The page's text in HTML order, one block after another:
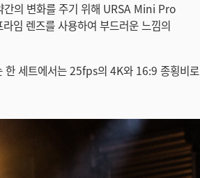
간의 변화를 주기 위해 URSA Mini Pro
렌즈를 사용하여 부드러운 느낌의
한 세트에서는 25fps의 4K와 16:9 종횡비로